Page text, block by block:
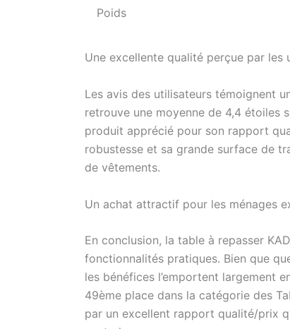
Poids
Une excellente qualité perçue par les
Les avis des utilisateurs témoignent
retrouve une moyenne de 4,4 étoiles
produit apprécié pour son rapport
robustesse et sa grande surface de
de vêtements.
Un achat attractif pour les ménages
En conclusion, la table à repasser
fonctionnalités pratiques. Bien que
les bénéfices l’emportent largement
49ème place dans la catégorie des
par un excellent rapport qualité/prix